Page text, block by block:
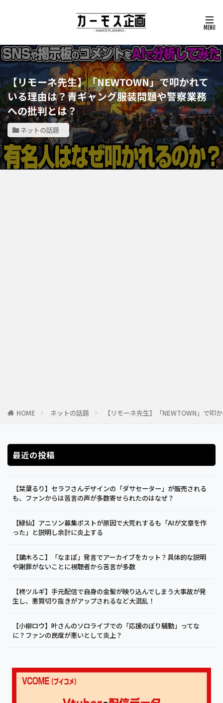
【リモーネ先生】「NEWTOWN」で叩かれて
いる理由は？青ギャング服装問題や警察業務
への批判とは？
ネットの話題
HOME ネットの話題 【リモーネ先生】「NEWTOWN」で
最近の投稿
【栞葉るり】セラフさんデザインの「ダサセーター」が販売される
も、ファンからは苦言の声が多数寄せられたのはなぜ？
【緑仙】アニソン募集ポストが原因で大荒れするも「AIが文章を作
った」と説明し余計に炎上する
【鏑木ろこ】「なまぽ」発言でアーカイブをカット？具体的な説明
や謝罪がないことに視聴者から苦言が多数
【柊ツルギ】手元配信で自身の金髪が映り込んでしまう大事故が発
生し、悪質切り抜きがアップされるなど大混乱！
【小柳ロウ】叶さんのソロライブでの「応援のぼり騒動」ってな
に？ファンの民度が悪いとして炎上？